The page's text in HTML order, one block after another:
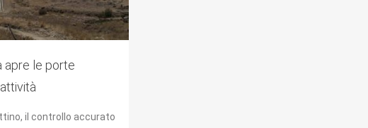
apre le porte
il controllo accurato